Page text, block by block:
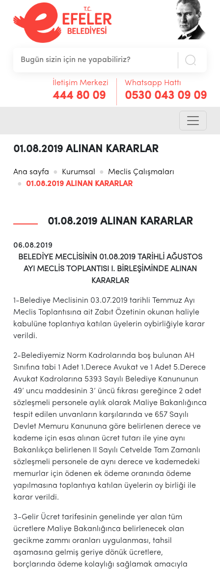
İletişim Merkezi
444 80 09
Whatsapp Hattı
0530 043 09 09
01.08.2019 ALINAN KARARLAR
Ana sayfa Kurumsal
Meclis Çalışmaları
01.08.2019 ALINAN KARARLAR
01.08.2019 ALINAN KARARLAR
06.08.2019
BELEDİYE MECLİSİNİN 01.08.2019 TARİHLİ AĞUSTOS
AYI MECLİS TOPLANTISI I. BİRLEŞİMİNDE ALINAN
KARARLAR
1-Belediye Meclisinin 03.07.2019 tarihli Temmuz Ayı
Meclis Toplantısına ait Zabıt Özetinin okunan haliyle
kabulüne toplantıya katılan üyelerin oybirliğiyle karar
verildi.
2-Belediyemiz Norm Kadrolarında boş bulunan AH
Sınıfına tabi 1 Adet 1.Derece Avukat ve 1 Adet 5.Derece
Avukat Kadrolarına 5393 Sayılı Belediye Kanununun
49’ uncu maddesinin 3’ üncü fıkrası gereğince 2 adet
sözleşmeli personele aylık olarak Maliye Bakanlığınca
tespit edilen unvanların karşılarında ve 657 Sayılı
Devlet Memuru Kanununa göre belirlenen derece ve
kademe için esas alınan ücret tutarı ile yine aynı
Bakanlıkça belirlenen II Sayılı Cetvelde Tam Zamanlı
sözleşmeli personele de aynı derece ve kademedeki
memurlar için ödenen ek ödeme oranında ödeme
yapılmasına toplantıya katılan üyelerin oy birliği ile
karar verildi.
3-Gelir Ücret tarifesinin genelinde yer alan tüm
ücretlere Maliye Bakanlığınca belirlenecek olan
gecikme zammı oranları uygulanması, tahsil
aşamasına gelmiş geriye dönük ücretlere,
borçlarında ödeme kolaylığı sağlamak amacıyla